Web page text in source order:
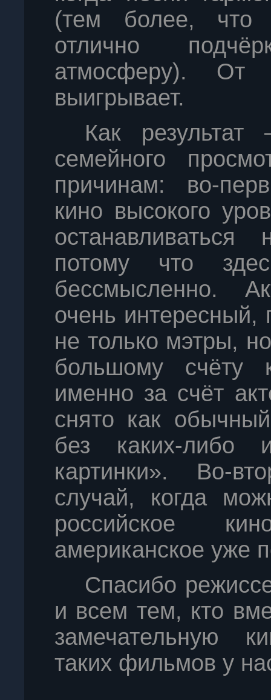
(тем более, что
отлично
атмосферу). От
выигрывает.
Как
семейного
причинам: во-
кино высокого
потому что
бессмысленно.
очень интересный,
не только мэтры,
большому счёту
именно за счёт
снято как
без каких-либо
картинки». Во-
случай, когда
российское
американское уже
Спасибо
и всем тем, кто
замечательную
таких фильмов у